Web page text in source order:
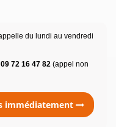
du lundi au vendredi
09 72 16 47 82 (appel non
immédiatement